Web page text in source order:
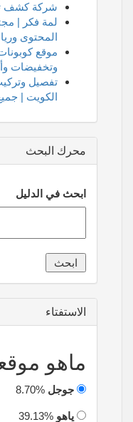
شركة كشف
لمة فكر |
المحتوى
موقع
وتخفيضات
تفصيل
الكويت |
محرك البحث
ابحث في الدليل
الاستفتاء
ماهو
جوجل
ياهو